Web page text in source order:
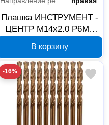
Плашка ИНСТРУМЕНТ -
ЦЕНТР М14х2.0 Р6М5
В корзину
-16%